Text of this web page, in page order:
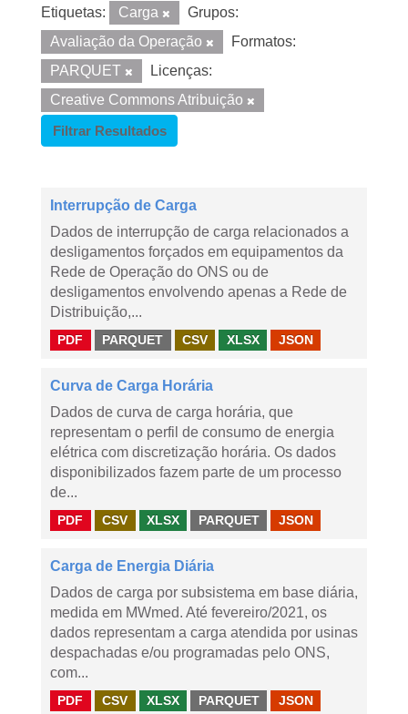
Etiquetas: Carga
Grupos:
Avaliação da Operação
Formatos:
PARQUET
Licenças:
Creative Commons Atribuição
Filtrar Resultados
Interrupção de Carga
Dados de interrupção de carga relacionados a
desligamentos forçados em equipamentos da
Rede de Operação do ONS ou de
desligamentos envolvendo apenas a Rede de
Distribuição,...
PDF PARQUET CSV XLSX JSON
Curva de Carga Horária
Dados de curva de carga horária, que
representam o perfil de consumo de energia
elétrica com discretização horária. Os dados
disponibilizados fazem parte de um processo
de...
PDF CSV XLSX PARQUET JSON
Carga de Energia Diária
Dados de carga por subsistema em base diária,
medida em MWmed. Até fevereiro/2021, os
dados representam a carga atendida por usinas
despachadas e/ou programadas pelo ONS,
com...
PDF CSV XLSX PARQUET JSON